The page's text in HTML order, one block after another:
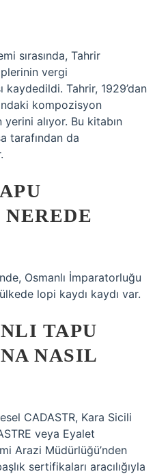
sırasında, Tahrir
vergi
kaydedildi. Tahrir, 1929’dan
kompozisyon
yerini alıyor. Bu kitabın
tarafından da
Osmanlı İmparatorluğu
lopi kaydı kaydı var.
TAPU
NASIL
CADASTR, Kara Sicili
veya Eyalet
Arazi Müdürlüğü’nden
sertifikaları aracılığıyla